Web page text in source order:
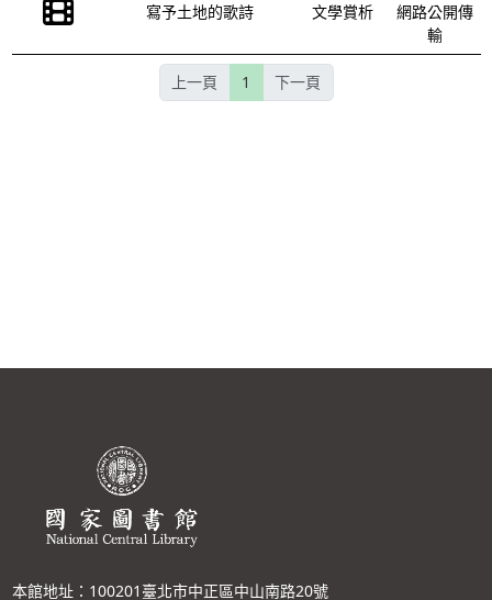
寫予土地的歌詩
文學賞析
網路公開傳
輸
上一頁 1 下一頁
本館地址：100201臺北市中正區中山南路20號